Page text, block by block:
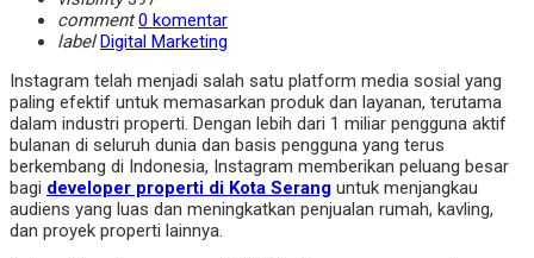
comment 0 komentar
label Digital Marketing
Instagram telah menjadi salah satu platform media sosial yang
paling efektif untuk memasarkan produk dan layanan, terutama
dalam industri properti. Dengan lebih dari 1 miliar pengguna aktif
bulanan di seluruh dunia dan basis pengguna yang terus
berkembang di Indonesia, Instagram memberikan peluang besar
bagi developer properti di Kota Serang untuk menjangkau
audiens yang luas dan meningkatkan penjualan rumah, kavling,
dan proyek properti lainnya.